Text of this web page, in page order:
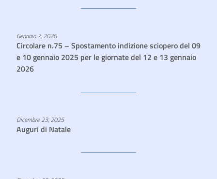
Gennaio 7, 2026
Circolare n.75 – Spostamento indizione sciopero del 09
e 10 gennaio 2025 per le giornate del 12 e 13 gennaio
2026
Dicembre 23, 2025
Auguri di Natale